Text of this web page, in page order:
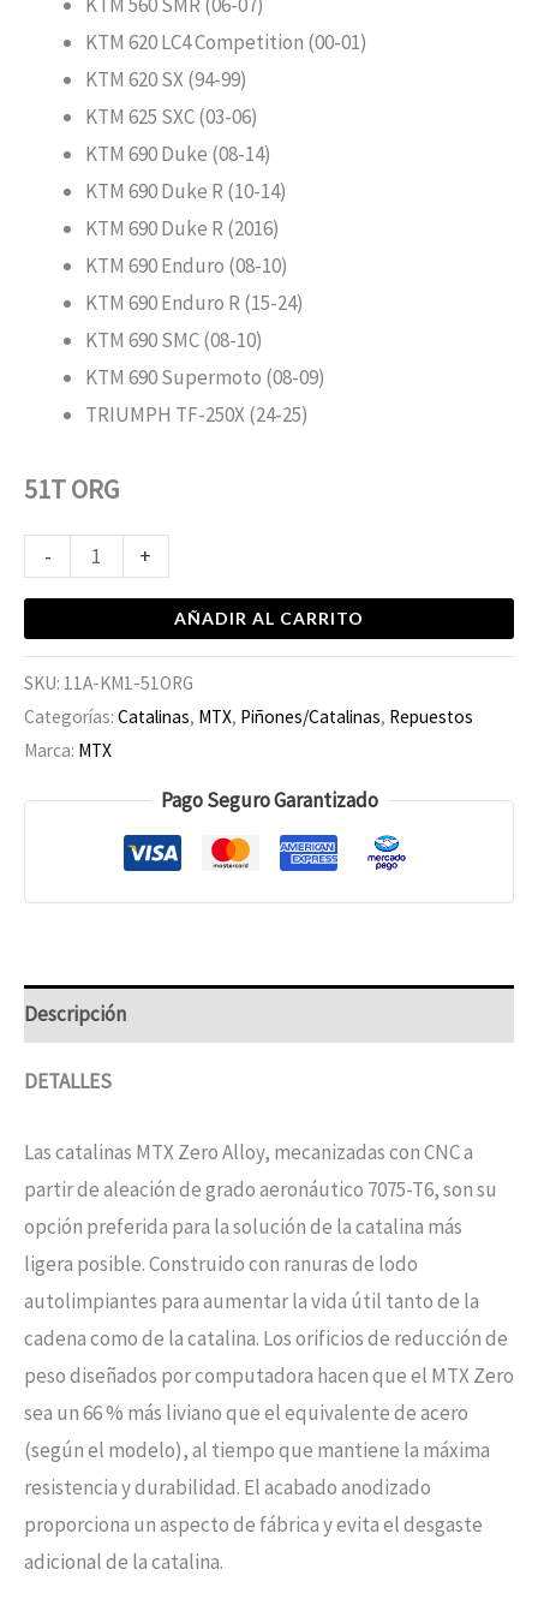
KTM 560 SMR (06-07)
KTM 620 LC4 Competition (00-01)
KTM 620 SX (94-99)
KTM 625 SXC (03-06)
KTM 690 Duke (08-14)
KTM 690 Duke R (10-14)
KTM 690 Duke R (2016)
KTM 690 Enduro (08-10)
KTM 690 Enduro R (15-24)
KTM 690 SMC (08-10)
KTM 690 Supermoto (08-09)
TRIUMPH TF-250X (24-25)
51T ORG
- +
AÑADIR AL CARRITO
SKU: 11A-KM1-51ORG
Categorías: Catalinas, MTX, Piñones/Catalinas, Repuestos
Marca: MTX
Pago Seguro Garantizado
Descripción
DETALLES
Las catalinas MTX Zero Alloy, mecanizadas con CNC a
partir de aleación de grado aeronáutico 7075-T6, son su
opción preferida para la solución de la catalina más
ligera posible. Construido con ranuras de lodo
autolimpiantes para aumentar la vida útil tanto de la
cadena como de la catalina. Los orificios de reducción de
peso diseñados por computadora hacen que el MTX Zero
sea un 66 % más liviano que el equivalente de acero
(según el modelo), al tiempo que mantiene la máxima
resistencia y durabilidad. El acabado anodizado
proporciona un aspecto de fábrica y evita el desgaste
adicional de la catalina.